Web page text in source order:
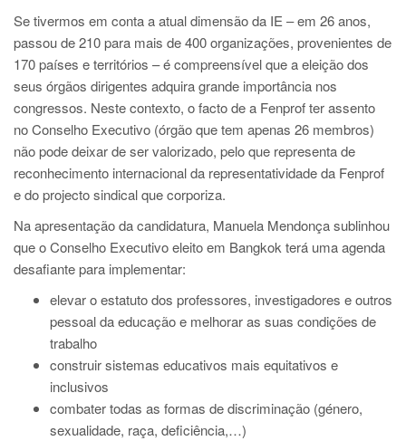
Se tivermos em conta a atual dimensão da IE – em 26 anos,
passou de 210 para mais de 400 organizações, provenientes de
170 países e territórios – é compreensível que a eleição dos
seus órgãos dirigentes adquira grande importância nos
congressos. Neste contexto, o facto de a Fenprof ter assento
no Conselho Executivo (órgão que tem apenas 26 membros)
não pode deixar de ser valorizado, pelo que representa de
reconhecimento internacional da representatividade da Fenprof
e do projecto sindical que corporiza.
Na apresentação da candidatura, Manuela Mendonça sublinhou
que o Conselho Executivo eleito em Bangkok terá uma agenda
desafiante para implementar:
elevar o estatuto dos professores, investigadores e outros
pessoal da educação e melhorar as suas condições de
trabalho
construir sistemas educativos mais equitativos e
inclusivos
combater todas as formas de discriminação (género,
sexualidade, raça, deficiência,…)